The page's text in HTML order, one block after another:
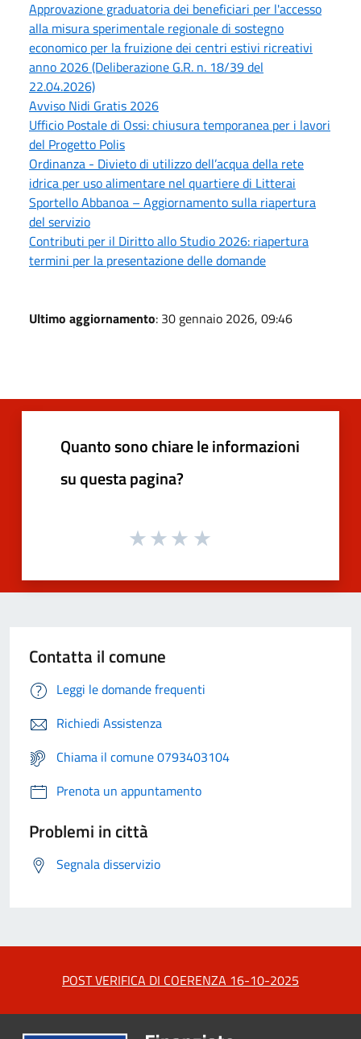
Approvazione graduatoria dei beneficiari per l'accesso
alla misura sperimentale regionale di sostegno
economico per la fruizione dei centri estivi ricreativi
anno 2026 (Deliberazione G.R. n. 18/39 del
22.04.2026)
Avviso Nidi Gratis 2026
Ufficio Postale di Ossi: chiusura temporanea per i lavori
del Progetto Polis
Ordinanza - Divieto di utilizzo dell’acqua della rete
idrica per uso alimentare nel quartiere di Litterai
Sportello Abbanoa – Aggiornamento sulla riapertura
del servizio
Contributi per il Diritto allo Studio 2026: riapertura
termini per la presentazione delle domande
Ultimo aggiornamento: 30 gennaio 2026, 09:46
Quanto sono chiare le informazioni
su questa pagina?
Contatta il comune
Leggi le domande frequenti
Richiedi Assistenza
Chiama il comune 0793403104
Prenota un appuntamento
Problemi in città
Segnala disservizio
POST VERIFICA DI COERENZA 16-10-2025